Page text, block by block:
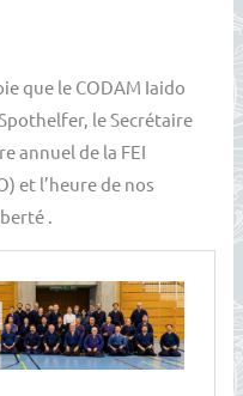
que le CODAM Iaido
le Secrétaire
annuel de la FEI
et l’heure de nos
.